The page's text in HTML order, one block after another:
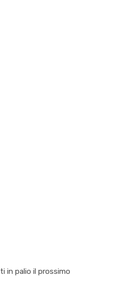
in palio il prossimo